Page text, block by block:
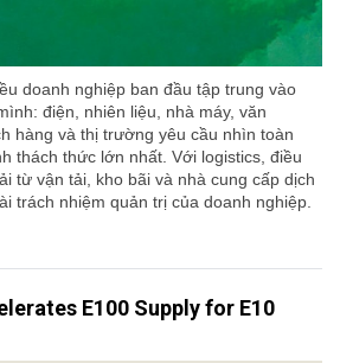
doanh nghiệp ban đầu tập trung vào
điện, nhiên liệu, nhà máy, văn
hàng và thị trường yêu cầu nhìn toàn
thách thức lớn nhất. Với logistics, điều
từ vận tải, kho bãi và nhà cung cấp dịch
trách nhiệm quản trị của doanh nghiệp.
E100 Supply for E10